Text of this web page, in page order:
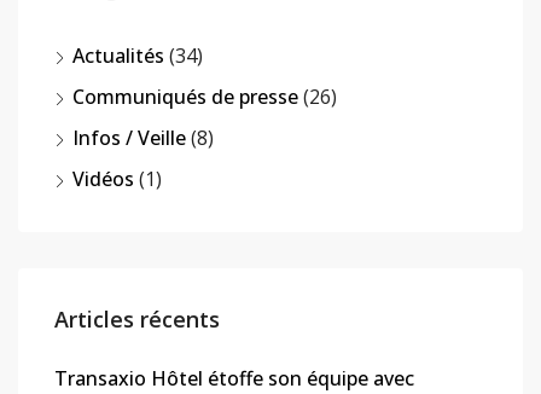
Actualités (34)
Communiqués de presse(26)
Infos / Veille(8)
Vidéos (1)
Articles récents
Transaxio Hôtel étoffe son équipe avec